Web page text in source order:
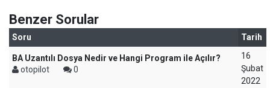
Benzer Sorular
Soru Tarih
BA Uzantılı Dosya Nedir ve Hangi Program ile Açılır?
otopilot
0
16
Şubat
2022